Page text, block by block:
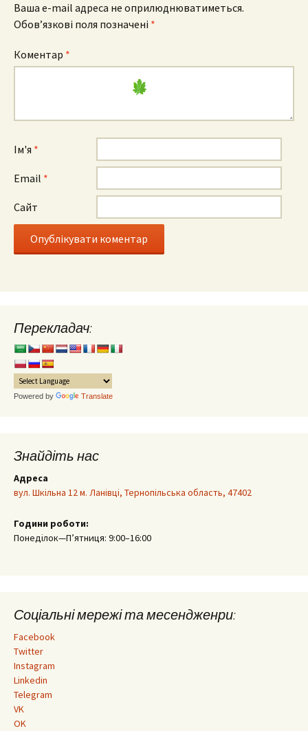
Ваша e-mail адреса не оприлюднюватиметься.
Обов’язкові поля позначені *
Коментар *
Ім'я *
Email *
Сайт
Перекладач:
Powered by Translate
Знайдіть нас
Адреса
вул. Шкільна 12 м. Ланівці, Тернопільська область, 47402
Години роботи:
Понеділок—П’ятниця: 9:00–16:00
Соціальні мережі та месендженри:
Facebook
Twitter
Instagram
Linkedin
Telegram
VK
OK